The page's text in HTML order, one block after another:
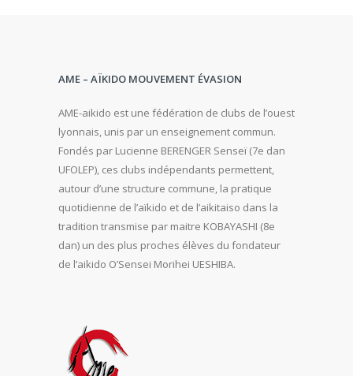
AME – AÏKIDO MOUVEMENT ÉVASION
AME-aikido est une fédération de clubs de l’ouest
lyonnais, unis par un enseignement commun.
Fondés par Lucienne BERENGER Senseï (7e dan
UFOLEP), ces clubs indépendants permettent,
autour d’une structure commune, la pratique
quotidienne de l’aïkido et de l’aikitaiso dans la
tradition transmise par maitre KOBAYASHI (8e
dan) un des plus proches élèves du fondateur
de l’aikido O’Sensei Morihei UESHIBA.